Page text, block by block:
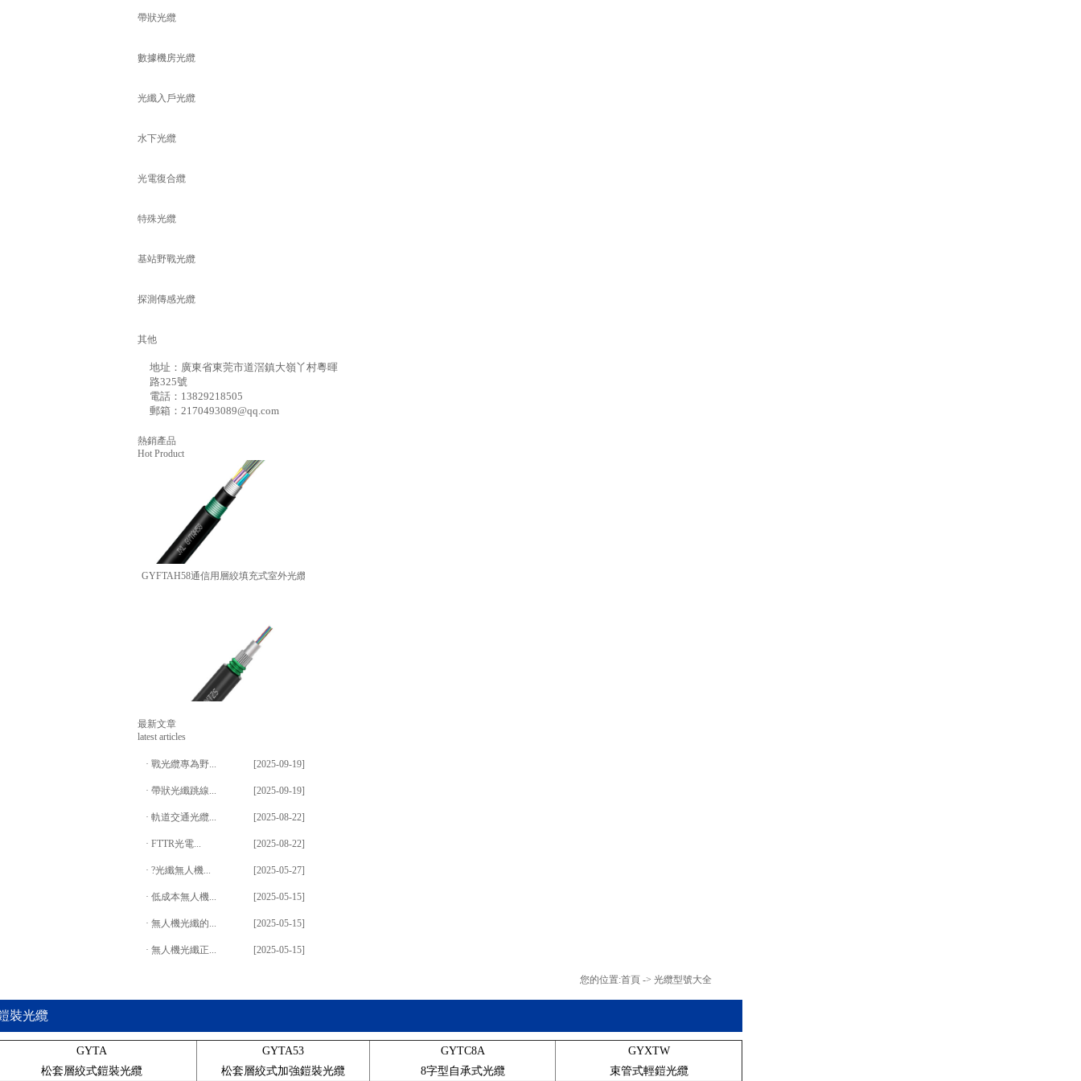
帶狀光纜
數據機房光纜
光纖入戶光纜
水下光纜
光電復合纜
特殊光纜
基站野戰光纜
探測傳感光纜
其他
地址：廣東省東莞市道滘鎮大嶺丫村粵暉
路325號
電話：13829218505
郵箱：2170493089@qq.com
熱銷產品
Hot Product
SCGXTY333地埋式鎧裝測溫光纜
GYFTAH58通信用層絞填充式室外光纜
最新文章
latest articles
· 戰光纜專為野... [2025-09-19]
· 帶狀光纖跳線... [2025-09-19]
· 軌道交通光纜... [2025-08-22]
· FTTR光電... [2025-08-22]
· ?光纖無人機... [2025-05-27]
· 低成本無人機... [2025-05-15]
· 無人機光纖的... [2025-05-15]
· 無人機光纖正... [2025-05-15]
您的位置:首頁 ->光纜型號大全
裝光纜
GYTA
松套層絞式鎧裝光纜
GYTA53
松套層絞式加強鎧裝光纜
GYTC8A
8字型自承式光纜
GYXTW
束管式輕鎧光纜